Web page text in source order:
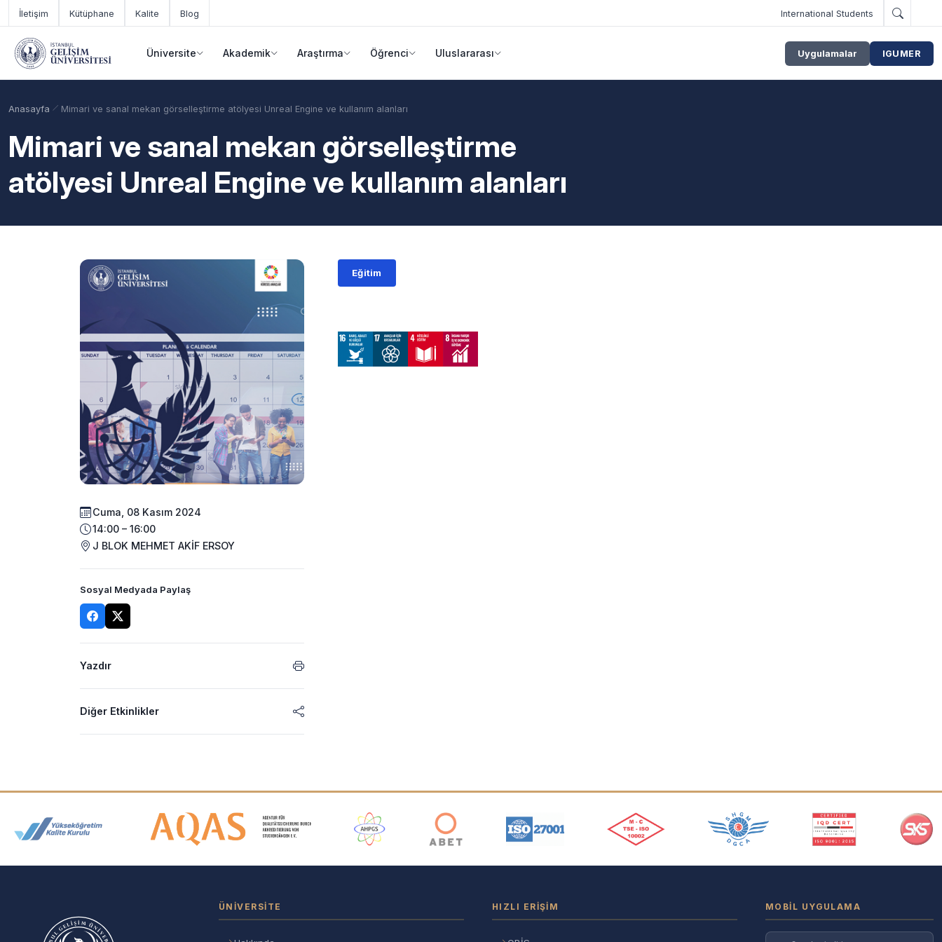
Ana içeriğe geç
İletişim Kütüphane Kalite Blog International Students
Üniversite Akademik Araştırma Öğrenci Uluslararası Uygulamalar IGUMER
Akademik Takvim Burslar
Anasayfa Mimari ve sanal mekan görselleştirme atölyesi Unreal Engine ve kullanım alanları
Mimari ve sanal mekan görselleştirme
atölyesi Unreal Engine ve kullanım alanları
Cuma, 08 Kasım 2024
14:00 – 16:00
J BLOK MEHMET AKİF ERSOY
Sosyal Medyada Paylaş
Yazdır
Diğer Etkinlikler
Eğitim
Akreditasyon ve Üyelik Logoları
ÜNIVERSITE HIZLI ERIŞIM MOBIL UYGULAMA